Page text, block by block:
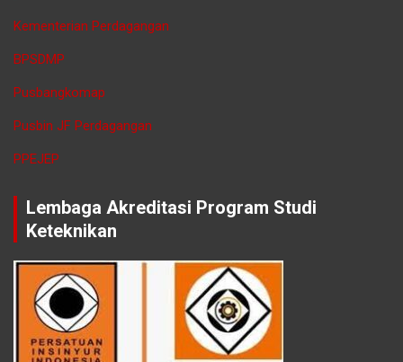
Kementerian Perdagangan
BPSDMP
Pusbangkomap
Pusbin JF Perdagangan
PPEJEP
Lembaga Akreditasi Program Studi
Keteknikan